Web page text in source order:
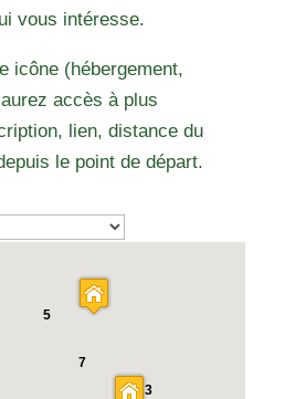
vous intéresse.
icône (hébergement,
accès à plus
lien, distance du
le point de départ.
5
7
3